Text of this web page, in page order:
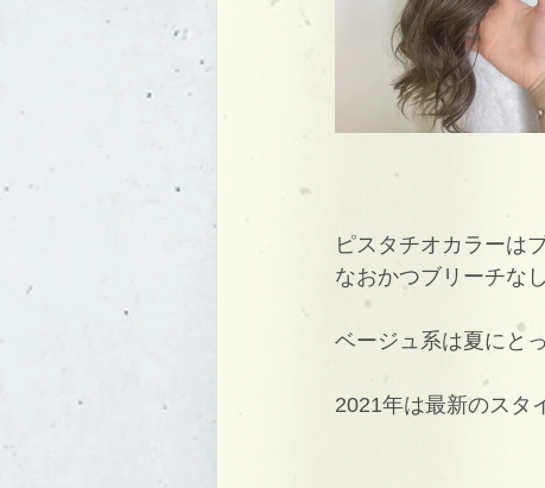
ピスタチオカラーは
なおかつブリーチな
ベージュ系は夏にと
2021年は最新のスタ